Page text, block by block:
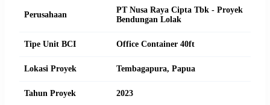
Perusahaan
PT Nusa Raya Cipta Tbk - Proyek
Bendungan Lolak
Tipe Unit BCI Office Container 40ft
Lokasi Proyek Tembagapura, Papua
Tahun Proyek 2023